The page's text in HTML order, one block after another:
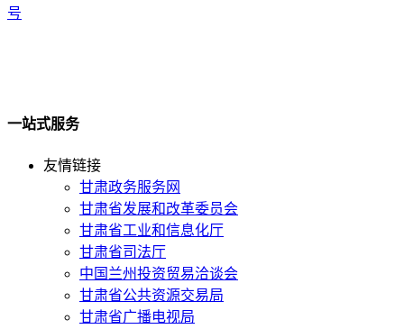
号
一站式服务
友情链接
甘肃政务服务网
甘肃省发展和改革委员会
甘肃省工业和信息化厅
甘肃省司法厅
中国兰州投资贸易洽谈会
甘肃省公共资源交易局
甘肃省广播电视局